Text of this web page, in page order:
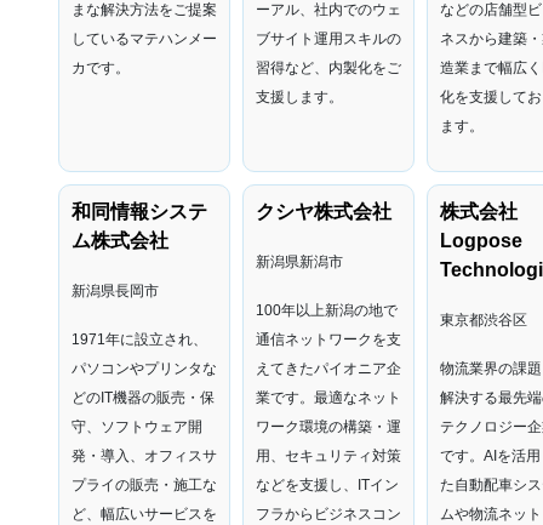
まな解決方法をご提案
しているマテハンメー
カです。
ーアル、社内でのウェ
ブサイト運用スキルの
習得など、内製化をご
支援します。
などの店舗型
ネスから建築
造業まで幅広
化を支援して
ます。
和同情報システ
ム株式会社
新潟県長岡市
1971年に設立され、
パソコンやプリンタな
どのIT機器の販売・保
守、ソフトウェア開
発・導入、オフィスサ
プライの販売・施工な
ど、幅広いサービスを
クシヤ株式会社
新潟県新潟市
100年以上新潟の地で
通信ネットワークを支
えてきたパイオニア企
業です。最適なネット
ワーク環境の構築・運
用、セキュリティ対策
などを支援し、ITイン
フラからビジネスコン
株式会社
Logpose
東京都渋谷区
物流業界の課
解決する最先
テクノロジー
です。AIを活
た自動配車シ
ムや物流ネッ